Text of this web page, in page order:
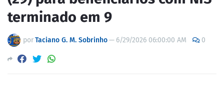
terminado em 9
porTaciano G. M. Sobrinho— 6/29/2026 06:00:00 AM 0